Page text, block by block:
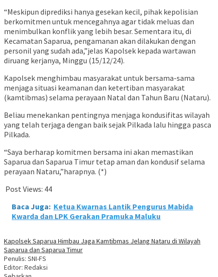
“Meskipun diprediksi hanya gesekan kecil, pihak kepolisian
berkomitmen untuk mencegahnya agar tidak meluas dan
menimbulkan konflik yang lebih besar. Sementara itu, di
Kecamatan Saparua, pengamanan akan dilakukan dengan
personil yang sudah ada,”jelas Kapolsek kepada wartawan
diruang kerjanya, Minggu (15/12/24).
Kapolsek menghimbau masyarakat untuk bersama-sama
menjaga situasi keamanan dan ketertiban masyarakat
(kamtibmas) selama perayaan Natal dan Tahun Baru (Nataru).
Beliau menekankan pentingnya menjaga kondusifitas wilayah
yang telah terjaga dengan baik sejak Pilkada lalu hingga pasca
Pilkada.
“Saya berharap komitmen bersama ini akan memastikan
Saparua dan Saparua Timur tetap aman dan kondusif selama
perayaan Nataru,”harapnya. (*)
Post Views: 44
Baca Juga: Ketua Kwarnas Lantik Pengurus Mabida
Kwarda dan LPK Gerakan Pramuka Maluku
Kapolsek Saparua Himbau Jaga Kamtibmas Jelang Nataru di Wilayah
Saparua dan Saparua Timur
Penulis: SNI-FS
Editor: Redaksi